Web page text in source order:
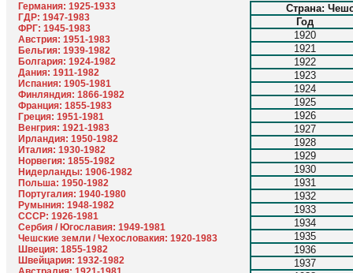
Германия: 1925-1933
ГДР: 1947-1983
ФРГ: 1945-1983
Австрия: 1951-1983
Бельгия: 1939-1982
Болгария: 1924-1982
Дания: 1911-1982
Испания: 1905-1981
Финляндия: 1866-1982
Франция: 1855-1983
Греция: 1951-1981
Венгрия: 1921-1983
Ирландия: 1950-1982
Италия: 1930-1982
Норвегия: 1855-1982
Нидерланды: 1906-1982
Польша: 1950-1982
Португалия: 1940-1980
Румыния: 1948-1982
СССР: 1926-1981
Сербия / Югославия: 1949-1981
Чешские земли / Чехословакия: 1920-1983
Швеция: 1855-1982
Швейцария: 1932-1982
Страна:
Год
1920
1921
1922
1923
1924
1925
1926
1927
1928
1929
1930
1931
1932
1933
1934
1935
1936
1937